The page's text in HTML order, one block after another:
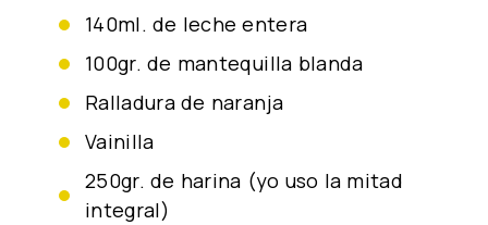
140ml. de leche entera
100gr. de mantequilla blanda
ralladura de naranja
vainilla
250gr. de harina (yo uso la mitad
integral)